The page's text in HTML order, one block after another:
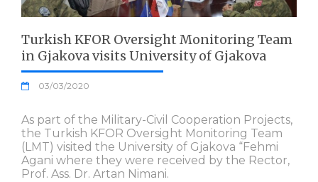
Turkish KFOR Oversight Monitoring Team
in Gjakova visits University of Gjakova
03/03/2020
As part of the Military-Civil Cooperation Projects,
the Turkish KFOR Oversight Monitoring Team
(LMT) visited the University of Gjakova “Fehmi
Agani where they were received by the Rector,
Prof. Ass. Dr. Artan Nimani.